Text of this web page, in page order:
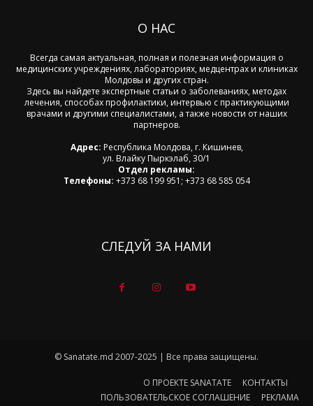
О НАС
Всегда самая актуальная, полная и полезная информация о
медицинских учреждениях, лабораториях, медцентрах и клиниках
Молдовы и других стран.
Здесь вы найдете экспертные статьи о заболеваниях, методах
лечения, способах профилактики, интервью с практикующими
врачами и другими специалистами, а также новости от наших
партнеров.
Адрес: Республика Молдова, г. Кишинев,
ул. Влайку Пыркэлаб, 30/1
Отдел рекламы:
Телефоны: +373 68 199 951; +373 68 585 054
СЛЕДУЙ ЗА НАМИ
© Sanatate.md 2007-2025 | Все права защищены.
О ПРОЕКТЕ SANATATE
КОНТАКТЫ
ПОЛЬЗОВАТЕЛЬСКОЕ СОГЛАШЕНИЕ
РЕКЛАМА